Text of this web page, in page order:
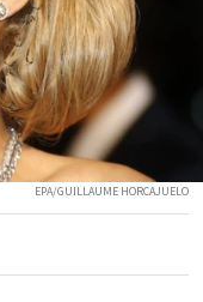
EPA/GUILLAUME HORCAJUELO